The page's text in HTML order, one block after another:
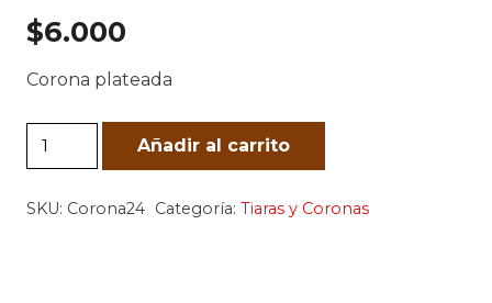
$6.000
Corona plateada
Corona24
cantidad
Añadir al carrito
SKU: Corona24 Categoría: Tiaras y Coronas